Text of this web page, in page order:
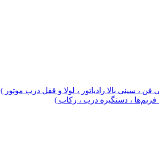
، سینی بالا رادیاتور ، لولا و قفل درب موتور )
فریم‌ها ، دستگیره درب ، رکاب )